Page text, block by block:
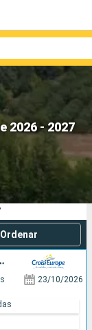
2026 - 2027
Ordenar
PUERTO/PUERTO)
23/10/2026